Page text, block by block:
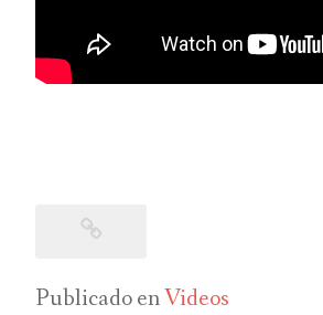
Publicado enVideos